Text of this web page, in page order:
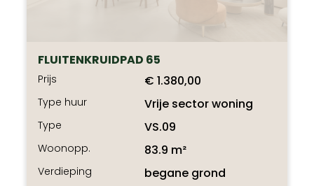
FLUITENKRUIDPAD 65
Prijs € 1.380,00
Type huur Vrije sector woning
Type VS.09
Woonopp. 83.9 m²
Verdieping begane grond